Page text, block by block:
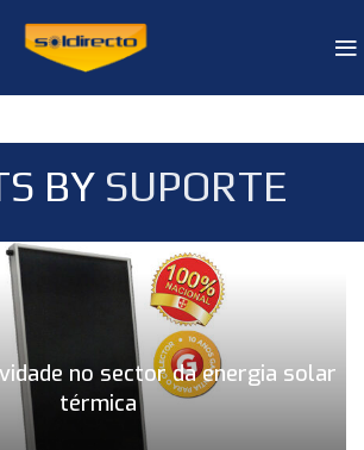
BY SUPORTE
no sector da energia solar
térmica